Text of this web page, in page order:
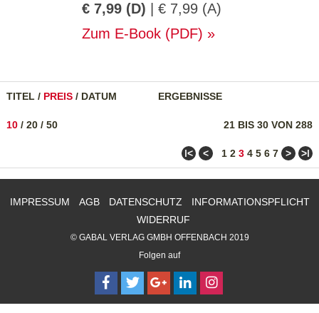
€ 7,99 (D) | € 7,99 (A)
Zum E-Book (PDF)
TITEL / PREIS / DATUM ERGEBNISSE
21 BIS 30 VON 288
10 / 20 / 50
ǀ< < 1 2 3 4 5 6 7 > >ǀ
IMPRESSUM AGB DATENSCHUTZ
INFORMATIONSPFLICHT
WIDERRUF
© GABAL VERLAG GMBH OFFENBACH 2019
Folgen auf